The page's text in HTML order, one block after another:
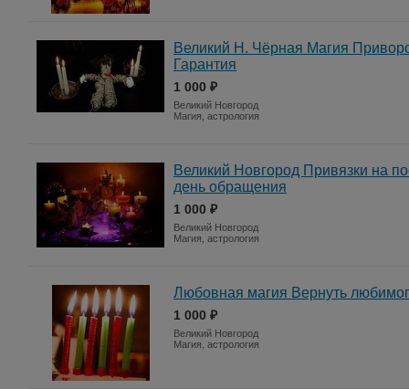
Великий Н. Чёрная Магия
Гарантия
1 000 ₽
Великий Новгород
Магия, астрология
Великий Новгород Привязки на
день обращения
1 000 ₽
Великий Новгород
Магия, астрология
Любовная магия Вернуть
1 000 ₽
Великий Новгород
Магия, астрология